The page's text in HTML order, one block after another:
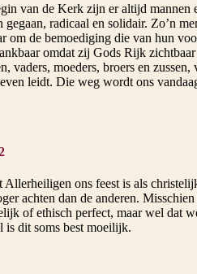
van de Kerk zijn er altijd mannen
gegaan, radicaal en solidair. Zo’n
om de bemoediging die van hun
omdat zij Gods Rijk
vaders, moeders, broers en
leidt. Die weg wordt ons
Allerheiligen ons feest is als
achten dan de anderen.
of ethisch perfect, maar wel dat
is dit soms best moeilijk.